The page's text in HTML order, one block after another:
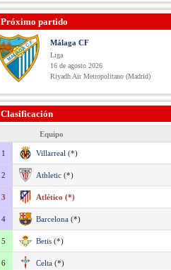
Próximo partido
Málaga CF
Liga
16 de agosto 2026
Riyadh Air Metropolitano (Madrid)
Clasificación
Equipo
1 Villarreal (*)
2 Athletic (*)
3 Atlético (*)
4 Barcelona (*)
5 Betis (*)
6 Celta (*)